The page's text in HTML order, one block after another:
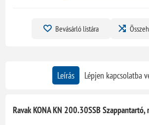
Bevásárló listára
Leírás Lépjen kapcsolatba
Ravak KONA KN 200.30SSB Szappantartó,